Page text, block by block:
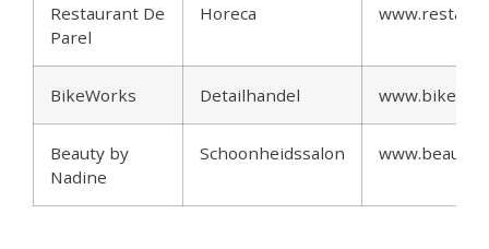
Restaurant De
Parel
Horeca
BikeWorks Detailhandel
Beauty by
Nadine
Schoonheidssalon